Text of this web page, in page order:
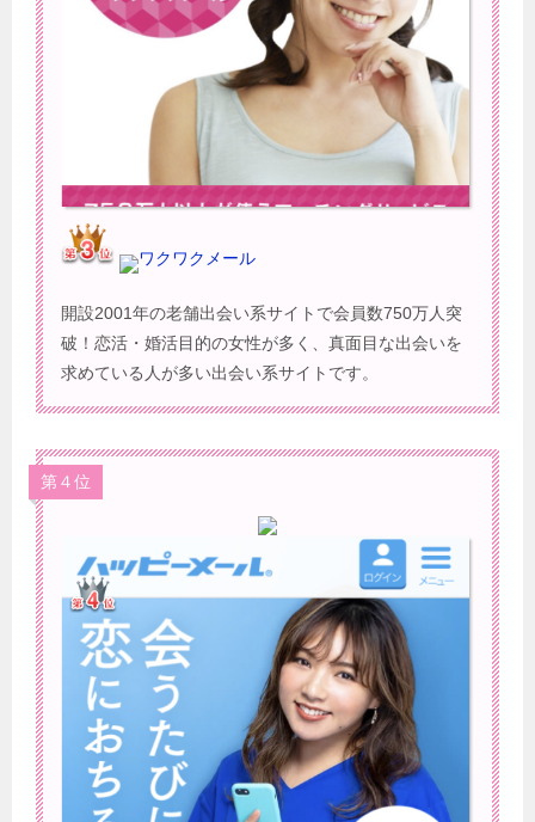
ワクワクメール
開設2001年の老舗出会い系サイトで会員数750万人突
破！恋活・婚活目的の女性が多く、真面目な出会いを
求めている人が多い出会い系サイトです。
第４位